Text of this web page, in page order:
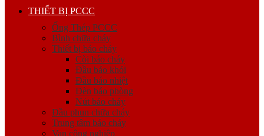
THIẾT BỊ PCCC
Ống Thép PCCC
Bình chữa cháy
Thiết bị báo cháy
Còi báo cháy
Đầu báo khói
Đầu báo nhiệt
Đèn báo phòng
Nút báo cháy
Đầu phun chữa cháy
Trung tâm báo cháy
Van công nghiệp